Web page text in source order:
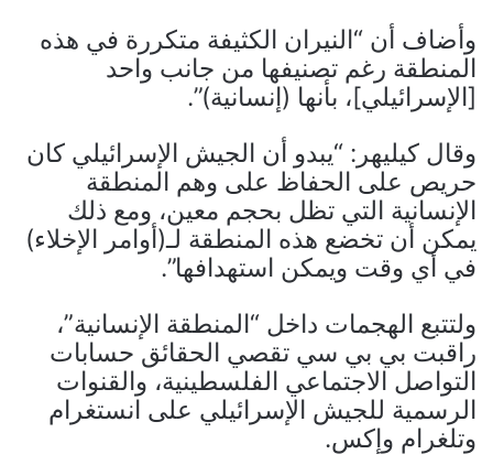
وأضاف أن “النيران الكثيفة متكررة في هذه
المنطقة رغم تصنيفها من جانب واحد
[الإسرائيلي]، بأنها (إنسانية)”.
وقال كيليهر: “يبدو أن الجيش الإسرائيلي كان
حريص على الحفاظ على وهم المنطقة
الإنسانية التي تظل بحجم معين، ومع ذلك
يمكن أن تخضع هذه المنطقة لـ(أوامر الإخلاء)
في أي وقت ويمكن استهدافها”.
ولتتبع الهجمات داخل “المنطقة الإنسانية”،
راقبت بي بي سي تقصي الحقائق حسابات
التواصل الاجتماعي الفلسطينية، والقنوات
الرسمية للجيش الإسرائيلي على انستغرام
وتلغرام وإكس.